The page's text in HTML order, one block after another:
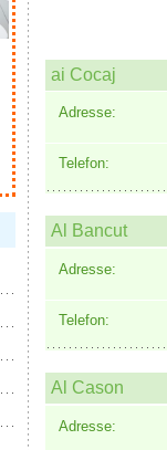
ai Cocaj
Adresse:
Telefon:
Al Bancut
Adresse:
Telefon:
Al Cason
Adresse: